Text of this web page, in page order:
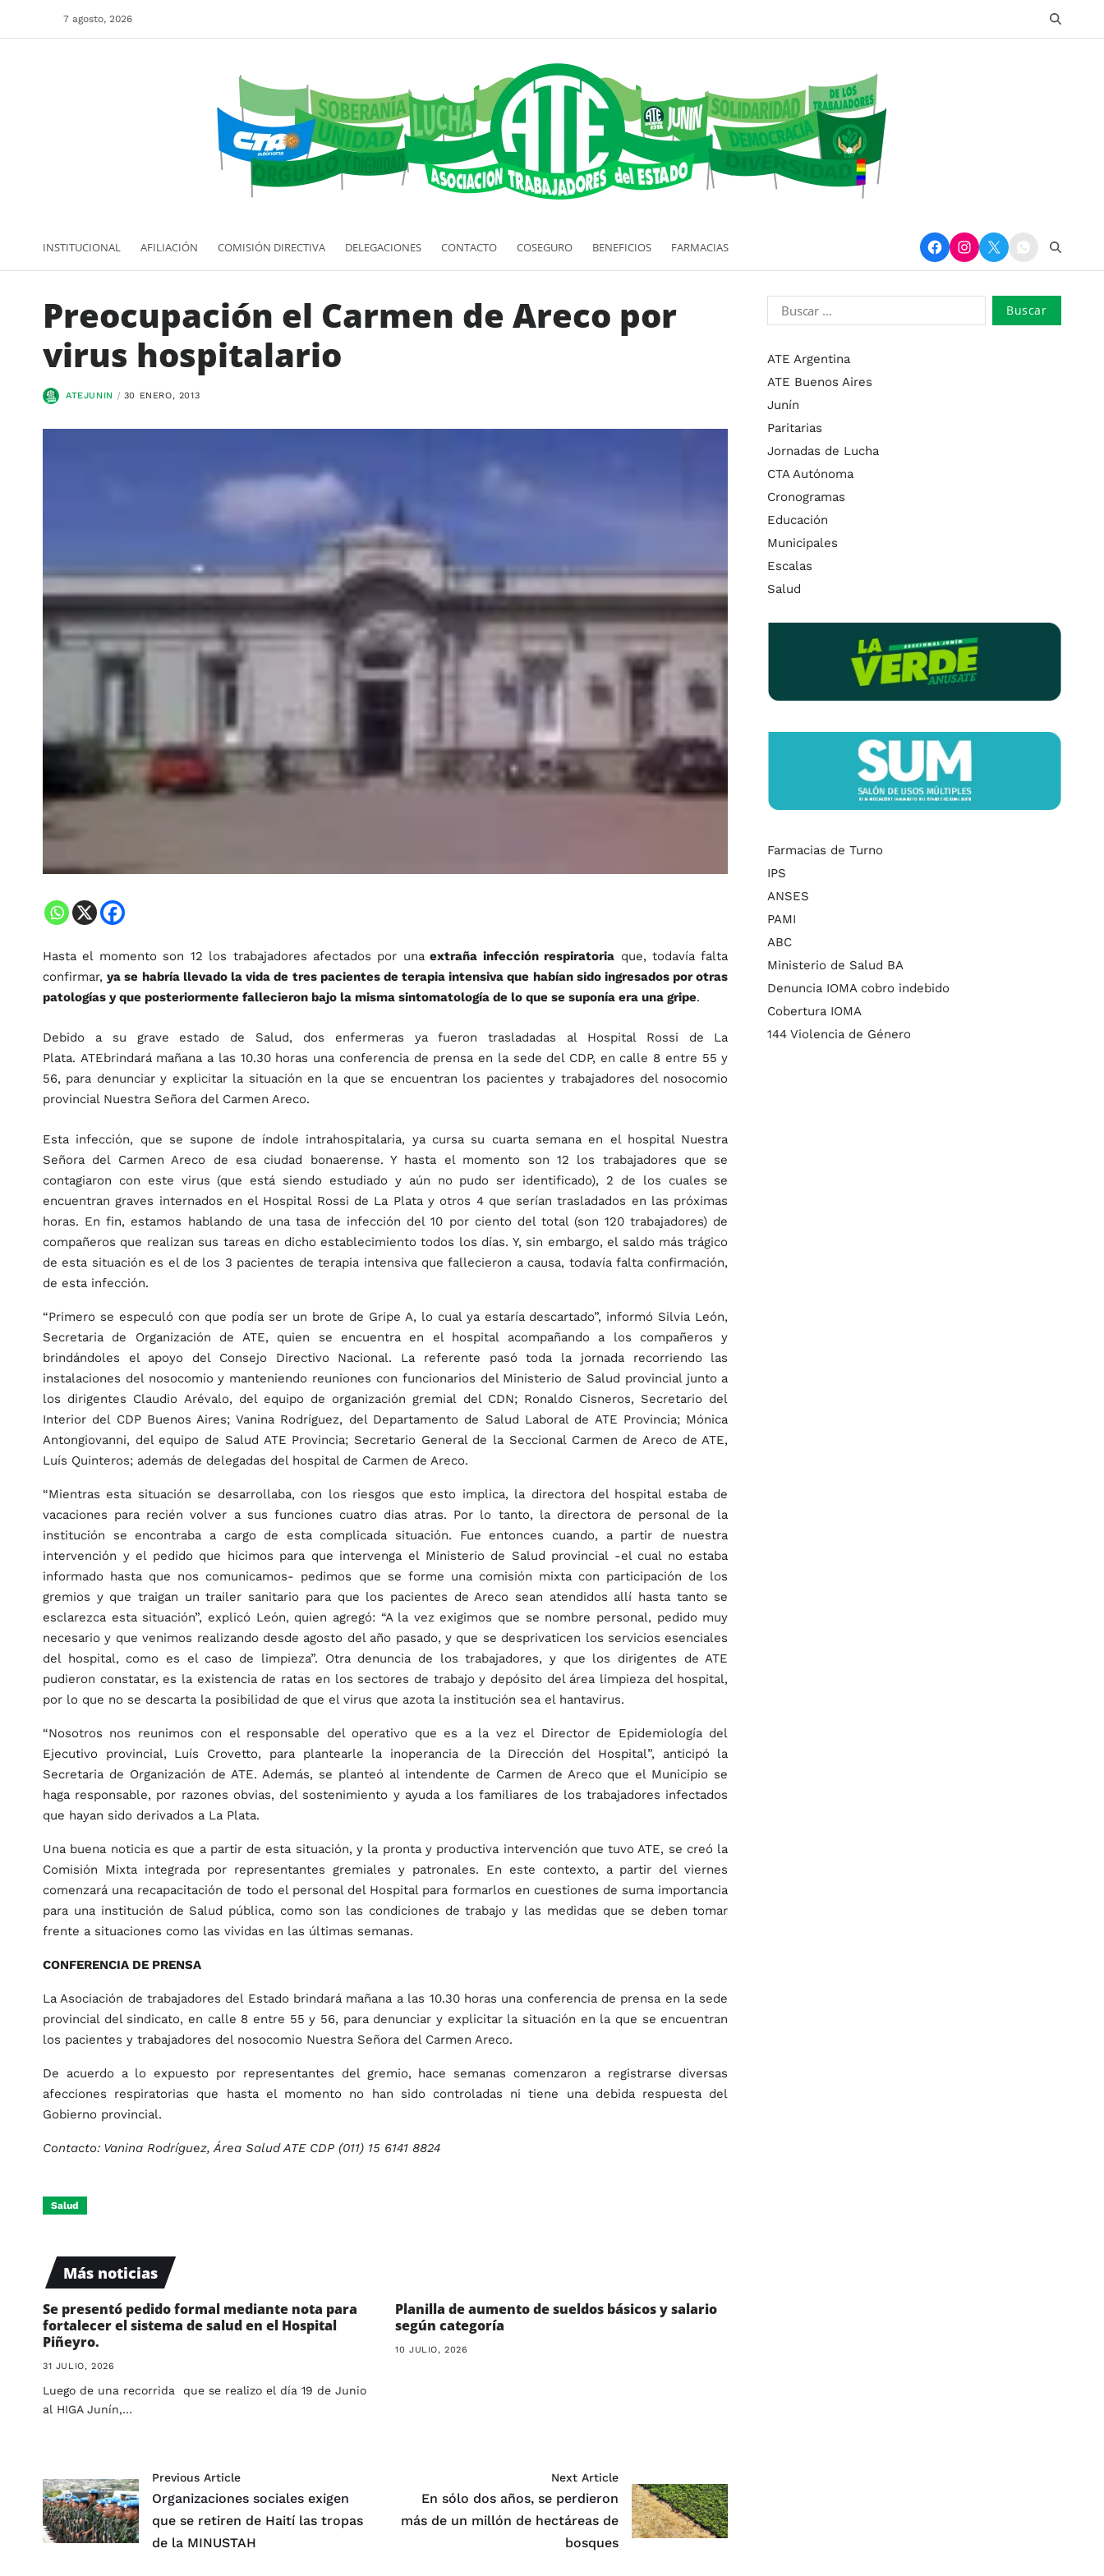
7 agosto, 2026
INSTITUCIONAL AFILIACIÓN COMISIÓN DIRECTIVA DELEGACIONES CONTACTO COSEGURO BENEFICIOS FARMACIAS
Preocupación el Carmen de Areco por
virus hospitalario
ATEJUNIN 30 ENERO, 2013
Hasta el momento son 12 los trabajadores afectados por unaextraña infección respiratoria que, todavía falta
confirmar,ya se habría llevado la vida de tres pacientes de terapia intensiva que habían sido ingresados por otras
patologías y que posteriormente fallecieron bajo la misma sintomatología de lo que se suponía era una gripe.
Debido a su grave estado de Salud, dos enfermeras ya fueron trasladadas al Hospital Rossi de La
Plata. ATEbrindará mañana a las 10.30 horas una conferencia de prensa en la sede del CDP, en calle 8 entre 55 y
56, para denunciar y explicitar la situación en la que se encuentran los pacientes y trabajadores del nosocomio
provincial Nuestra Señora del Carmen Areco.
Esta infección, que se supone de índole intrahospitalaria, ya cursa su cuarta semana en el hospital Nuestra
Señora del Carmen Areco de esa ciudad bonaerense. Y hasta el momento son 12 los trabajadores que se
contagiaron con este virus (que está siendo estudiado y aún no pudo ser identificado), 2 de los cuales se
encuentran graves internados en el Hospital Rossi de La Plata y otros 4 que serían trasladados en las próximas
horas. En fin, estamos hablando de una tasa de infección del 10 por ciento del total (son 120 trabajadores) de
compañeros que realizan sus tareas en dicho establecimiento todos los días. Y, sin embargo, el saldo más trágico
de esta situación es el de los 3 pacientes de terapia intensiva que fallecieron a causa, todavía falta confirmación,
de esta infección.
“Primero se especuló con que podía ser un brote de Gripe A, lo cual ya estaría descartado”, informó Silvia León,
Secretaria de Organización de ATE, quien se encuentra en el hospital acompañando a los compañeros y
brindándoles el apoyo del Consejo Directivo Nacional. La referente pasó toda la jornada recorriendo las
instalaciones del nosocomio y manteniendo reuniones con funcionarios del Ministerio de Salud provincial junto a
los dirigentes Claudio Arévalo, del equipo de organización gremial del CDN; Ronaldo Cisneros, Secretario del
Interior del CDP Buenos Aires; Vanina Rodríguez, del Departamento de Salud Laboral de ATE Provincia; Mónica
Antongiovanni, del equipo de Salud ATE Provincia; Secretario General de la Seccional Carmen de Areco de ATE,
Luís Quinteros; además de delegadas del hospital de Carmen de Areco.
“Mientras esta situación se desarrollaba, con los riesgos que esto implica, la directora del hospital estaba de
vacaciones para recién volver a sus funciones cuatro dias atras. Por lo tanto, la directora de personal de la
institución se encontraba a cargo de esta complicada situación. Fue entonces cuando, a partir de nuestra
intervención y el pedido que hicimos para que intervenga el Ministerio de Salud provincial -el cual no estaba
informado hasta que nos comunicamos- pedimos que se forme una comisión mixta con participación de los
gremios y que traigan un trailer sanitario para que los pacientes de Areco sean atendidos allí hasta tanto se
esclarezca esta situación”, explicó León, quien agregó: “A la vez exigimos que se nombre personal, pedido muy
necesario y que venimos realizando desde agosto del año pasado, y que se desprivaticen los servicios esenciales
del hospital, como es el caso de limpieza”. Otra denuncia de los trabajadores, y que los dirigentes de ATE
pudieron constatar, es la existencia de ratas en los sectores de trabajo y depósito del área limpieza del hospital,
por lo que no se descarta la posibilidad de que el virus que azota la institución sea el hantavirus.
“Nosotros nos reunimos con el responsable del operativo que es a la vez el Director de Epidemiología del
Ejecutivo provincial, Luís Crovetto, para plantearle la inoperancia de la Dirección del Hospital”, anticipó la
Secretaria de Organización de ATE. Además, se planteó al intendente de Carmen de Areco que el Municipio se
haga responsable, por razones obvias, del sostenimiento y ayuda a los familiares de los trabajadores infectados
que hayan sido derivados a La Plata.
Una buena noticia es que a partir de esta situación, y la pronta y productiva intervención que tuvo ATE, se creó la
Comisión Mixta integrada por representantes gremiales y patronales. En este contexto, a partir del viernes
comenzará una recapacitación de todo el personal del Hospital para formarlos en cuestiones de suma importancia
para una institución de Salud pública, como son las condiciones de trabajo y las medidas que se deben tomar
frente a situaciones como las vividas en las últimas semanas.
CONFERENCIA DE PRENSA
La Asociación de trabajadores del Estado brindará mañana a las 10.30 horas una conferencia de prensa en la sede
provincial del sindicato, en calle 8 entre 55 y 56, para denunciar y explicitar la situación en la que se encuentran
los pacientes y trabajadores del nosocomio Nuestra Señora del Carmen Areco.
De acuerdo a lo expuesto por representantes del gremio, hace semanas comenzaron a registrarse diversas
afecciones respiratorias que hasta el momento no han sido controladas ni tiene una debida respuesta del
Gobierno provincial.
Contacto: Vanina Rodríguez, Área Salud ATE CDP (011) 15 6141 8824
Salud
Más noticias
Se presentó pedido formal mediante nota para
fortalecer el sistema de salud en el Hospital
Piñeyro.
31 JULIO, 2026
Luego de una recorrida que se realizo el día 19 de Junio
al HIGA Junín,…
Planilla de aumento de sueldos básicos y salario
según categoría
10 JULIO, 2026
Previous Article
Organizaciones sociales exigen
que se retiren de Haití las tropas
de la MINUSTAH
Next Article
En sólo dos años, se perdieron
más de un millón de hectáreas de
bosques
ATE Argentina
ATE Buenos Aires
Junín
Paritarias
Jornadas de Lucha
CTA Autónoma
Cronogramas
Educación
Municipales
Escalas
Salud
Farmacias de Turno
IPS
ANSES
PAMI
ABC
Ministerio de Salud BA
Denuncia IOMA cobro indebido
Cobertura IOMA
144 Violencia de Género